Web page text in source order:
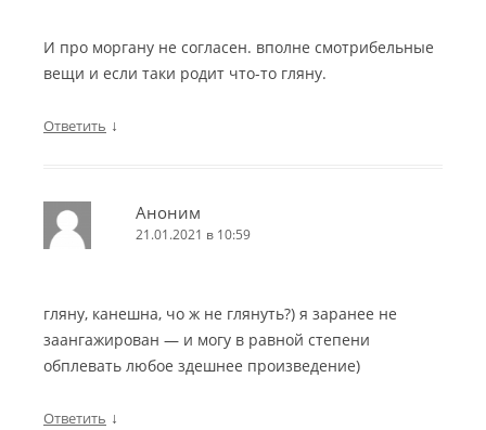
И про моргану не согласен. вполне смотрибельные
вещи и если таки родит что-то гляну.
Ответить ↓
Аноним
21.01.2021 в 10:59
гляну, канешна, чо ж не глянуть?) я заранее не
заангажирован — и могу в равной степени
обплевать любое здешнее произведение)
Ответить ↓